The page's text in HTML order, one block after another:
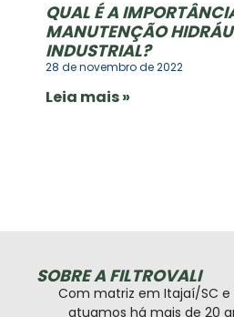
QUAL É A
MANUTENÇÃO
INDUSTRIAL?
28 de novembro de 2022
Leia mais »
SOBRE A FILTROVALI
Com matriz em Itajaí/SC e
atuamos há mais de 20